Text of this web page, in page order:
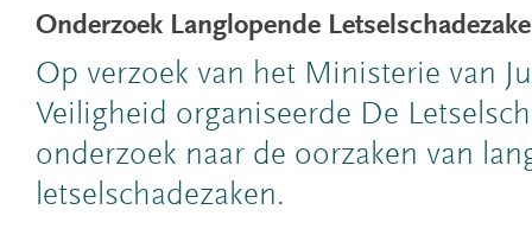
Onderzoek Langlopende
Op verzoek van het Ministerie van
Veiligheid organiseerde De
onderzoek naar de oorzaken van
letselschadezaken.